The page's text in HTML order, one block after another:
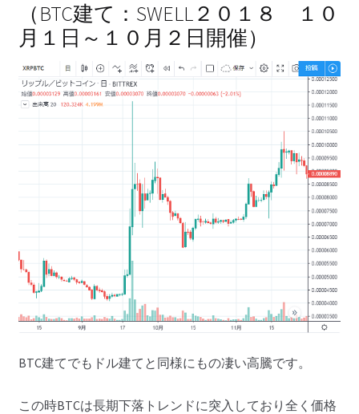
（BTC建て：SWELL２０１８ １０
月１日～１０月２日開催）
BTC建てでもドル建てと同様にもの凄い高騰です。
この時BTCは長期下落トレンドに突入しており全く価格